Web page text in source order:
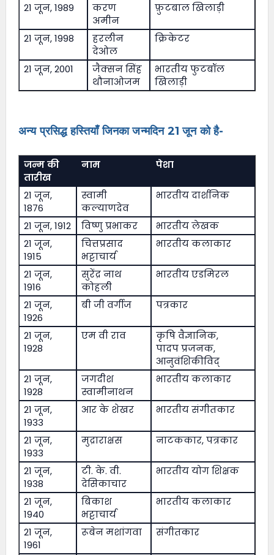
21 जून, 1989
करण
अमीन
फ़ुटबाल खिलाड़ी
21 जून, 1998
हरलीन
देओल
क्रिकेटर
21 जून, 2001
जैक्सन सिंह
थौनाओजम
भारतीय फुटबॉल
खिलाड़ी
अन्य प्रसिद्ध हस्तियाँ जिनका जन्मदिन 21 जून को है-
जन्म की
तारीख
नाम पेशा
21 जून,
1876
स्वामी
कल्याणदेव
भारतीय दार्शनिक
21 जून, 1912 विष्णु प्रभाकर
भारतीय लेखक
21 जून,
1915
चित्तप्रसाद
भट्टाचार्य
भारतीय कलाकार
21 जून,
1916
सुरेंद्र नाथ
कोहली
भारतीय एडमिरल
21 जून,
1926
बी जी वर्गीज पत्रकार
21 जून,
1928
एम वी राव
कृषि वैज्ञानिक,
पादप प्रजनक,
आनुवंशिकीविद्
21 जून,
1928
जगदीश
स्वामीनाथन
भारतीय कलाकार
21 जून,
1933
आर के शेखर भारतीय संगीतकार
21 जून,
1933
मुद्राराक्षस नाटककार, पत्रकार
21 जून,
1938
टी. के. वी.
देसिकाचार
भारतीय योग शिक्षक
21 जून,
1940
बिकाश
भट्टाचार्य
भारतीय कलाकार
21 जून,
1961
रूबेन मशांगवा संगीतकार